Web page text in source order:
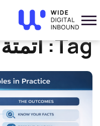
Home
» أتمتة العمليات
Tag: